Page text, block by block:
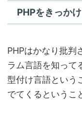
PHPをきっか
PHPはかなり批判
ラム言語を知って
型付け言語という
でてくるというこ